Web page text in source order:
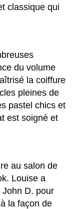
classique qui
du volume
la coiffure
pleines de
pastel chics et
est soigné et
au salon de
Louise a
D. pour
la façon de